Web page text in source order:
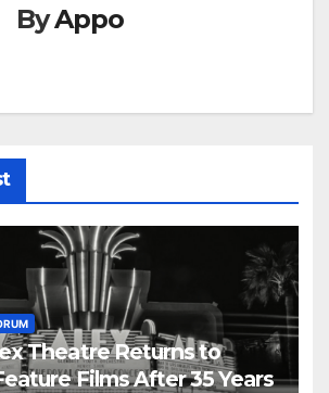
ByAppo
Theatre Returns to
Films After 35 Years